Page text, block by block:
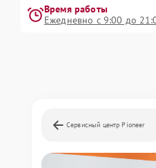
Время работы
Ежедневно с 9:00 до
Сервисный центр Pioneer